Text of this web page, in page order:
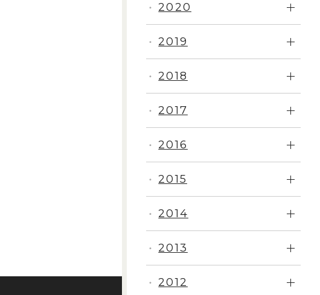
・ 2012
・ 2013
・ 2014
・ 2015
・ 2016
・ 2017
・ 2018
・ 2019
・ 2020